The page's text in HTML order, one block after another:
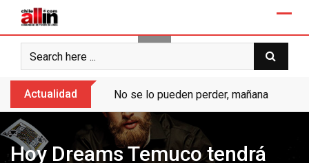
content
Actualidad No se lo pueden perder, mañana “Ases
Hoy Dreams Temuco tendrá